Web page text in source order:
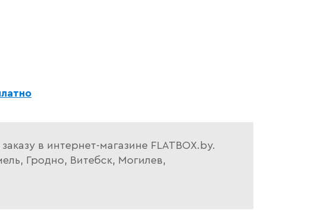
в интернет-магазине FLATBOX.by.
Гродно, Витебск, Могилев,